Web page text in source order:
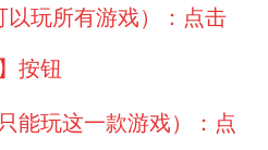
以玩所有游戏）：点击
按钮
能玩这一款游戏）：点